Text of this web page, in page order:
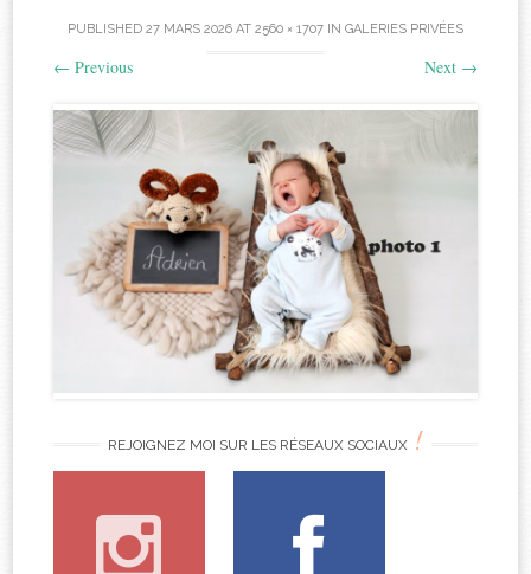
PUBLISHED 27 MARS 2026 AT 2560 × 1707 IN GALERIES PRIVÉES
← Previous Next →
REJOIGNEZ MOI SUR LES RÉSEAUX SOCIAUX !